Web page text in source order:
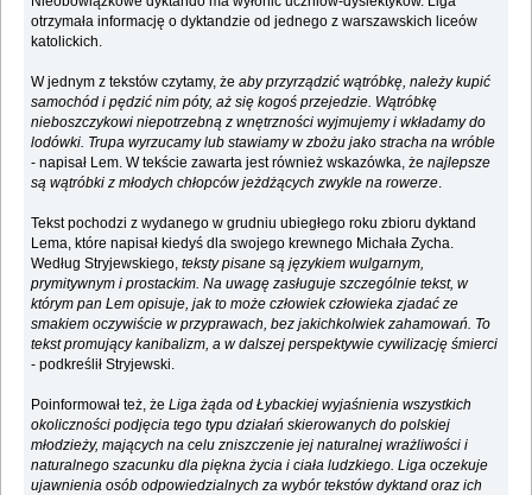
otrzymała informację o dyktandzie od jednego z warszawskich liceów
katolickich.
W jednym z tekstów czytamy, żeaby przyrządzić wątróbkę, należy kupić
samochód i pędzić nim póty, aż się kogoś przejedzie. Wątróbkę
nieboszczykowi niepotrzebną z wnętrzności wyjmujemy i wkładamy do
lodówki. Trupa wyrzucamy lub stawiamy w zbożu jako stracha na wróble
- napisał Lem. W tekście zawarta jest również wskazówka, żenajlepsze
są wątróbki z młodych chłopców jeżdżących zwykle na rowerze.
Tekst pochodzi z wydanego w grudniu ubiegłego roku zbioru dyktand
Lema, które napisał kiedyś dla swojego krewnego Michała Zycha.
Według Stryjewskiego,teksty pisane są językiem wulgarnym,
prymitywnym i prostackim. Na uwagę zasługuje szczególnie tekst, w
którym pan Lem opisuje, jak to może człowiek człowieka zjadać ze
smakiem oczywiście w przyprawach, bez jakichkolwiek zahamowań. To
tekst promujący kanibalizm, a w dalszej perspektywie cywilizację śmierci
- podkreślił Stryjewski.
Poinformował też, żeLiga żąda od Łybackiej wyjaśnienia wszystkich
okoliczności podjęcia tego typu działań skierowanych do polskiej
młodzieży, mających na celu zniszczenie jej naturalnej wrażliwości i
naturalnego szacunku dla piękna życia i ciała ludzkiego. Liga oczekuje
ujawnienia osób odpowiedzialnych za wybór tekstów dyktand oraz ich